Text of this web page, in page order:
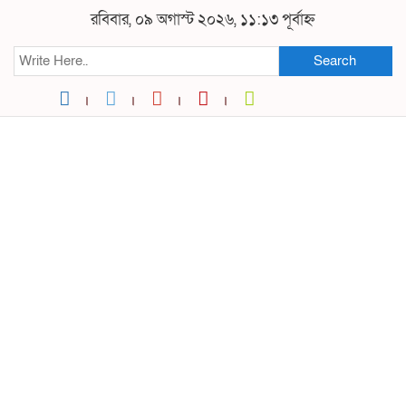
রবিবার, ০৯ অগাস্ট ২০২৬, ১১:১৩ পূর্বাহ্ন
Search